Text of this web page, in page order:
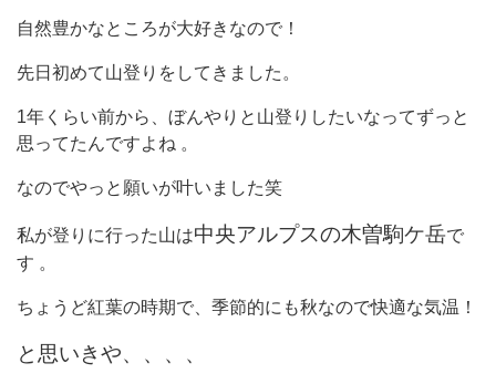
自然豊かなところが大好きなので！
先日初めて山登りをしてきました。
1年くらい前から、ぼんやりと山登りしたいなってずっと
思ってたんですよね 。
なのでやっと願いが叶いました笑
私が登りに行った山は中央アルプスの木曽駒ケ岳で
す 。
ちょうど紅葉の時期で、季節的にも秋なので快適な気温！
と思いきや、、、、